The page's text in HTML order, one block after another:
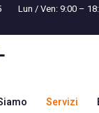
Lun / Ven: 9:00 –
Servizi